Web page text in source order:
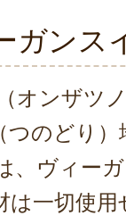
ガンス
オンザツ
つのどり
、ヴィー
一切使